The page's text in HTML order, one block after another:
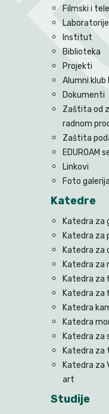
Filmski i
Laboratorije
Institut
Biblioteka
Projekti
Alumni klub
Dokumenti
Zaštita od
radnom
Zaštita
EDUROAM
Linkovi
Foto galerija
Katedre
Katedra za
Katedra za
Katedra za
Katedra za
Katedra za
Katedra za
Katedra
Katedra
Katedra za
Katedra za
Katedra za
art
Studije